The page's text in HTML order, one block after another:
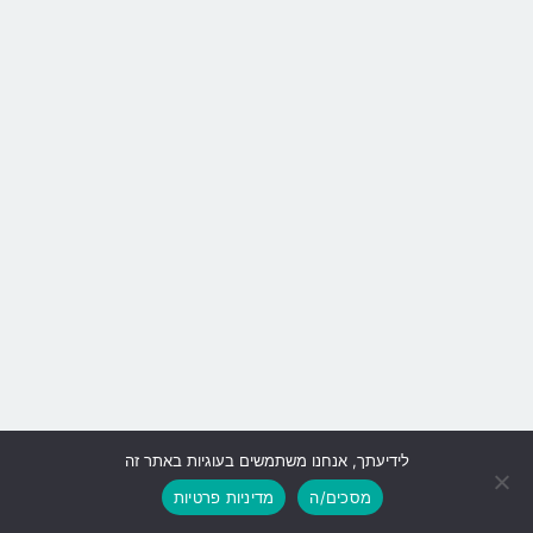
גלילה
לראש
לידיעתך, אנחנו משתמשים בעוגיות באתר זה
מסכים/ה
מדיניות פרטיות